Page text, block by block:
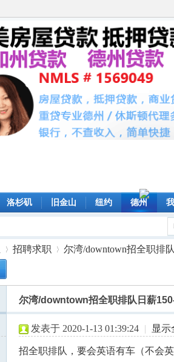
洛杉矶 旧金山 纽约 德州
招聘求职
›
尔湾/downtown招全职排
尔湾/downtown招全职排队日薪
发表于 2020-1-13 01:39:24 | 显示
招全职排队，要会英语有车（不会